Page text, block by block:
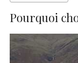
Pourquoi